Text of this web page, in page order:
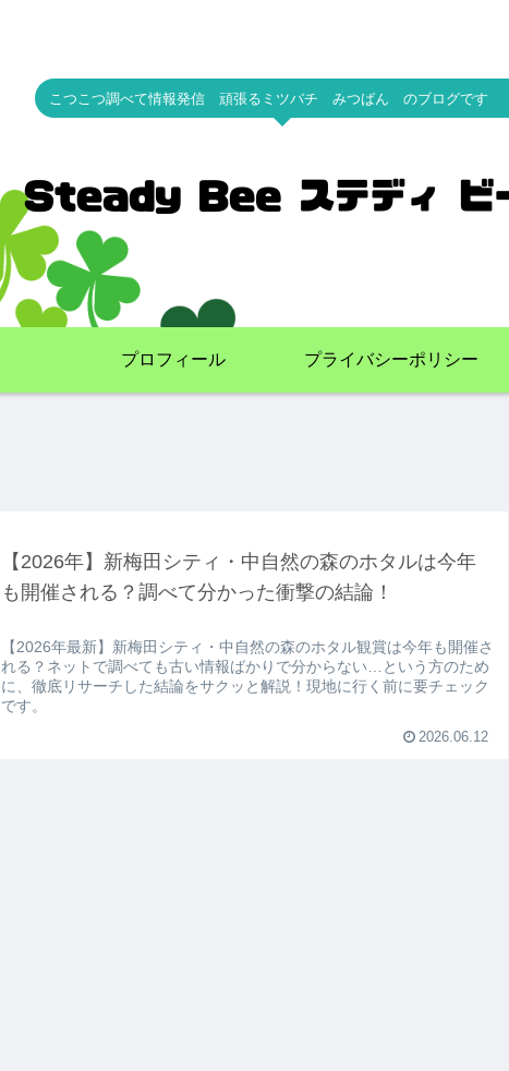
こつこつ調べて情報発信 頑張るミツバチ みつばん のブログです
プロフィール プライバシーポリシー
【2026年】新梅田シティ・中自然の森のホタルは今年
も開催される？調べて分かった衝撃の結論！
【2026年最新】新梅田シティ・中自然の森のホタル観賞は今年も開催さ
れる？ネットで調べても古い情報ばかりで分からない…という方のため
に、徹底リサーチした結論をサクッと解説！現地に行く前に要チェック
です。
2026.06.12